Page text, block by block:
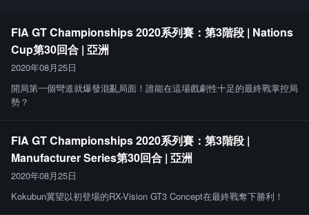
FIA GT Championships 2020系列賽：第3階段 | Nations
Cup第30回合 | 亞洲
2020年08月25日
開局第一個彎道就爆發混亂局面！誰能在這場戲劇性十足的最終戰掌控局
勢？
FIA GT Championships 2020系列賽：第3階段 |
Manufacturer Series第30回合 | 亞洲
2020年08月25日
Kokubun冀望以初登場的RX-Vision GT3 Concept在最終戰奪下勝利！